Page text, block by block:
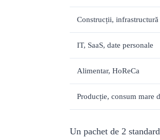
Construcții, infrastructură
IT, SaaS, date personale
Alimentar, HoReCa
Producție, consum mare
Un pachet de 2